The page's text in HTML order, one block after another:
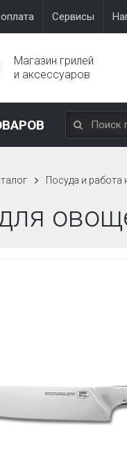
Сервисы
Магазин грилей
и аксессуаров
Посуда и работа